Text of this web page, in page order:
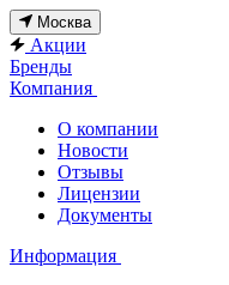
Москва
Акции
Бренды
Компания
О компании
Новости
Отзывы
Лицензии
Документы
Информация